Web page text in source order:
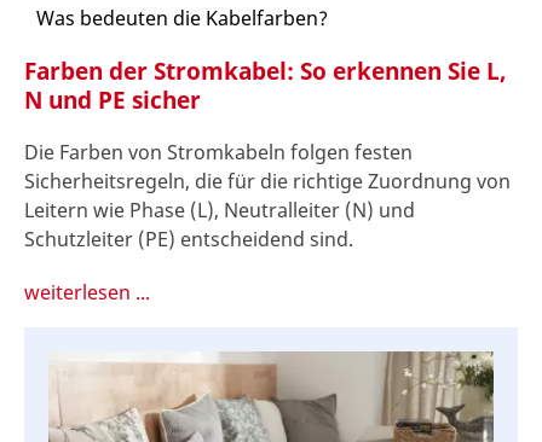
Was bedeuten die Kabelfarben?
Farben der Stromkabel: So erkennen Sie L,
N und PE sicher
Die Farben von Stromkabeln folgen festen
Sicherheitsregeln, die für die richtige Zuordnung von
Leitern wie Phase (L), Neutralleiter (N) und
Schutzleiter (PE) entscheidend sind.
weiterlesen ...